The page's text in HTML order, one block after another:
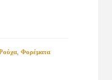
, Φορέματα